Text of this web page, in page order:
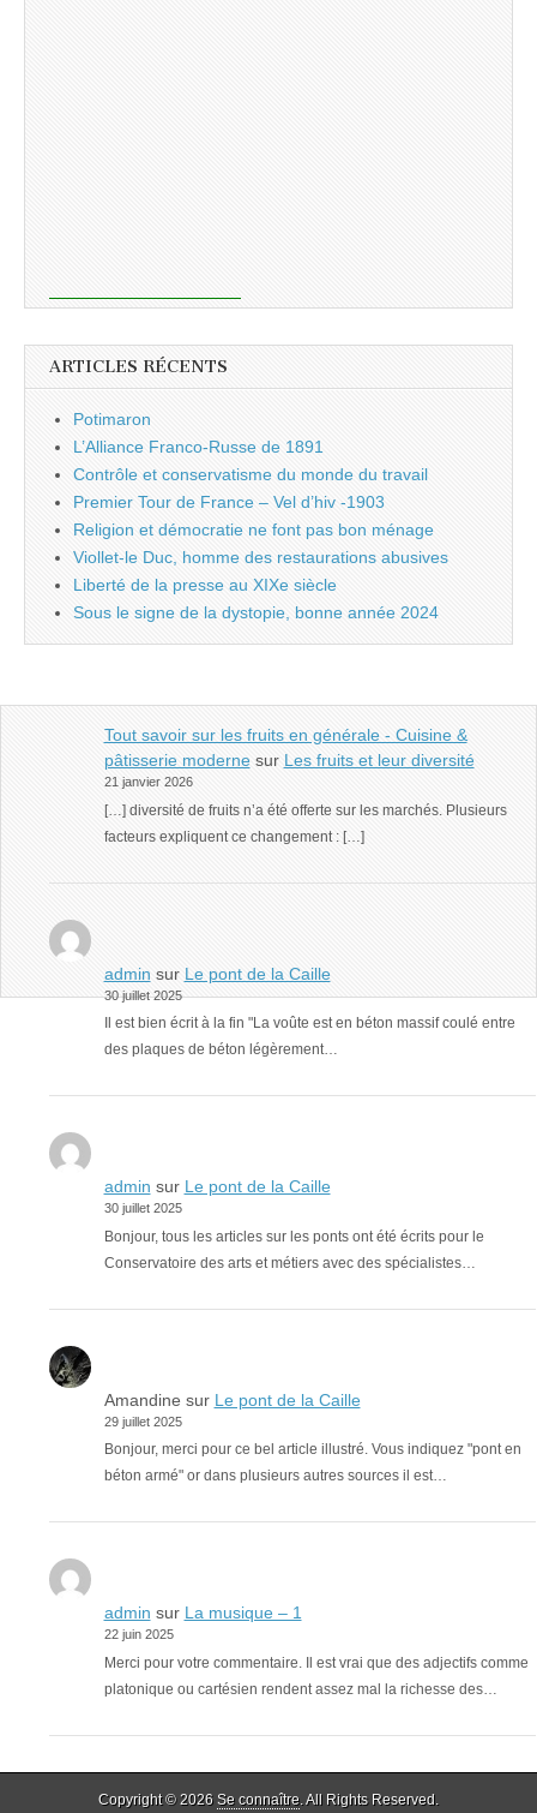
ARTICLES RÉCENTS
Potimaron
L’Alliance Franco-Russe de 1891
Contrôle et conservatisme du monde du travail
Premier Tour de France – Vel d’hiv -1903
Religion et démocratie ne font pas bon ménage
Viollet-le Duc, homme des restaurations abusives
Liberté de la presse au XIXe siècle
Sous le signe de la dystopie, bonne année 2024
Tout savoir sur les fruits en générale - Cuisine &
pâtisserie modernesur Les fruits et leur diversité
21 janvier 2026
[…] diversité de fruits n’a été offerte sur les marchés. Plusieurs
facteurs expliquent ce changement : […]
admin sur Le pont de la Caille
30 juillet 2025
Il est bien écrit à la fin "La voûte est en béton massif coulé entre
des plaques de béton légèrement…
admin sur Le pont de la Caille
30 juillet 2025
Bonjour, tous les articles sur les ponts ont été écrits pour le
Conservatoire des arts et métiers avec des spécialistes…
Amandine sur Le pont de la Caille
29 juillet 2025
Bonjour, merci pour ce bel article illustré. Vous indiquez "pont en
béton armé" or dans plusieurs autres sources il est…
admin sur La musique – 1
22 juin 2025
Merci pour votre commentaire. Il est vrai que des adjectifs comme
platonique ou cartésien rendent assez mal la richesse des…
Copyright © 2026 Se connaître. All Rights Reserved.